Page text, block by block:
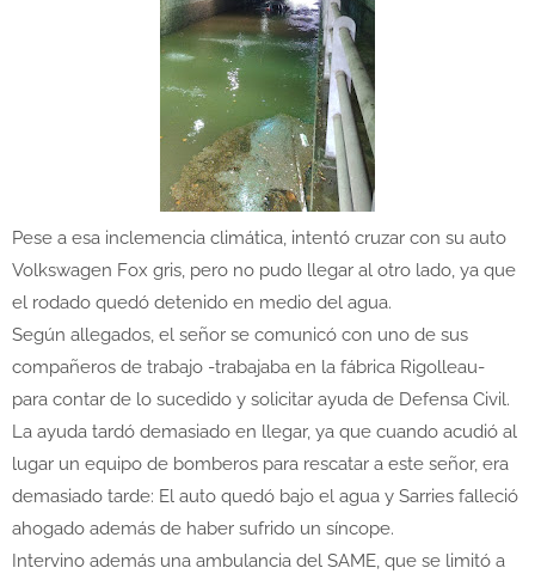
Pese a esa inclemencia climática, intentó cruzar con su auto
Volkswagen Fox gris, pero no pudo llegar al otro lado, ya que
el rodado quedó detenido en medio del agua.
Según allegados, el señor se comunicó con uno de sus
compañeros de trabajo -trabajaba en la fábrica Rigolleau-
para contar de lo sucedido y solicitar ayuda de Defensa Civil.
La ayuda tardó demasiado en llegar, ya que cuando acudió al
lugar un equipo de bomberos para rescatar a este señor, era
demasiado tarde: El auto quedó bajo el agua y Sarries falleció
ahogado además de haber sufrido un síncope.
Intervino además una ambulancia del SAME, que se limitó a